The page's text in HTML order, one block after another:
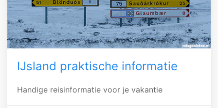
IJsland praktische informatie
Handige reisinformatie voor je vakantie